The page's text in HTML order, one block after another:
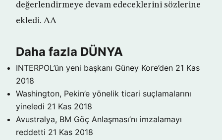
değerlendirmeye devam edeceklerini sözlerine
ekledi. AA
Daha fazla DÜNYA
INTERPOL’ün yeni başkanı Güney Kore’den 21 Kas
2018
Washington, Pekin’e yönelik ticari suçlamalarını
yineledi 21 Kas 2018
Avustralya, BM Göç Anlaşması’nı imzalamayı
reddetti 21 Kas 2018